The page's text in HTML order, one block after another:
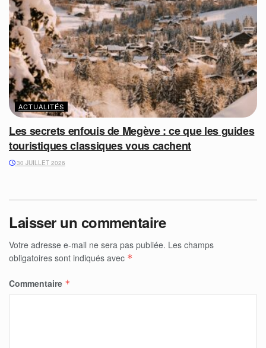
ACTUALITÉS
Les secrets enfouis de Megève : ce que les guides
touristiques classiques vous cachent
30 JUILLET 2026
Laisser un commentaire
Votre adresse e-mail ne sera pas publiée. Les champs
obligatoires sont indiqués avec *
Commentaire *